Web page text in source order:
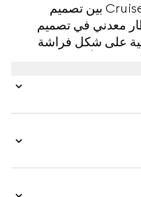
تمزج مجموعة النظارات Cruise 2025 بين تصميم
معدني في تصميم
على شكل فراشة